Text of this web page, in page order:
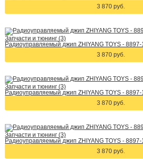
3 870 руб.
Запчасти и тюнинг (3)
Радиоуправляемый джип ZHIYANG TOYS -
3 870 руб.
Запчасти и тюнинг (3)
Радиоуправляемый джип ZHIYANG TOYS -
3 870 руб.
Запчасти и тюнинг (3)
Радиоуправляемый джип ZHIYANG TOYS -
3 870 руб.